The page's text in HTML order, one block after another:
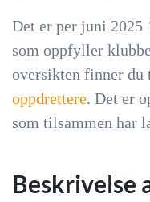
Det er per juni 2025
som oppfyller
oversikten finner
oppdrettere. Det er
som tilsammen har
Beskrivelse